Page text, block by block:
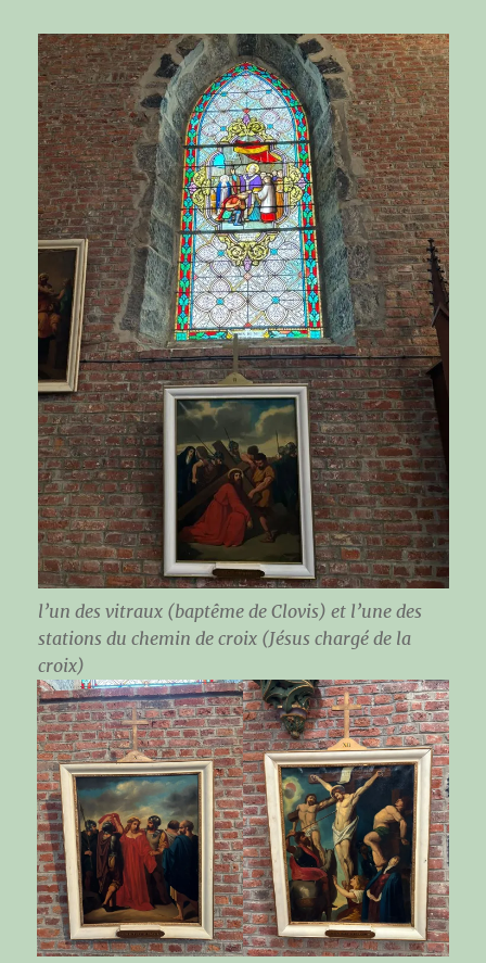
l’un des vitraux (baptême de Clovis) et l’une des
stations du chemin de croix (Jésus chargé de la
croix)